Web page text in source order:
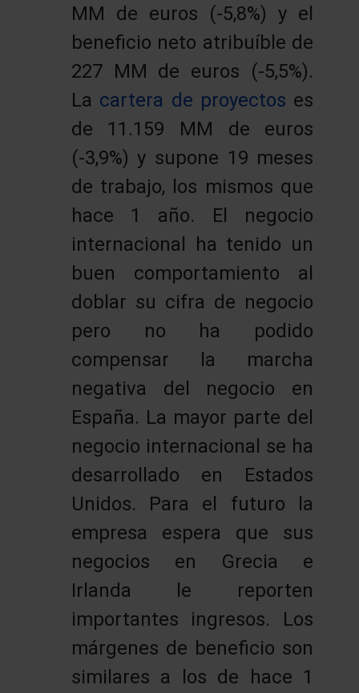
MM de euros (-5,8%) y el
beneficio neto atribuíble de
227 MM de euros (-5,5%).
La cartera de proyectos es
de 11.159 MM de euros
(-3,9%) y supone 19 meses
de trabajo, los mismos que
hace 1 año. El negocio
internacional ha tenido un
buen comportamiento al
doblar su cifra de negocio
pero no ha podido
compensar la marcha
negativa del negocio en
España. La mayor parte del
negocio internacional se ha
desarrollado en Estados
Unidos. Para el futuro la
empresa espera que sus
negocios en Grecia e
Irlanda le reporten
importantes ingresos. Los
márgenes de beneficio son
similares a los de hace 1